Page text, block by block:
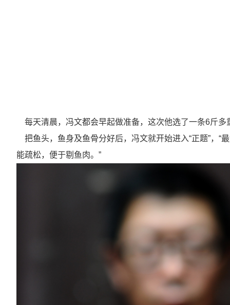
每天清晨，冯文都会早起做准备，这次他选了一条6斤多
把鱼头，鱼身及鱼骨分好后，冯文就开始进入“正题”，“
能疏松，便于剔鱼肉。”